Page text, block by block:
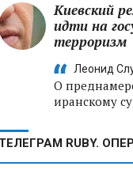
Киевский
идти на
терроризм
Леонид
О
иранскому
ТЕЛЕГРАМ RUBY.